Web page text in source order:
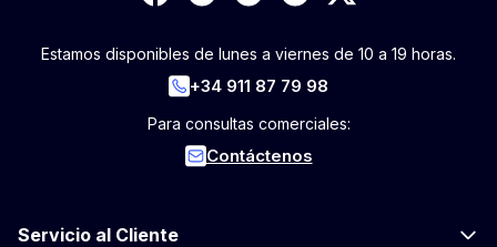
Estamos disponibles de lunes a viernes de 10 a 19 horas.
+34 911 87 79 98
Para consultas comerciales:
Contáctenos
Servicio al Cliente